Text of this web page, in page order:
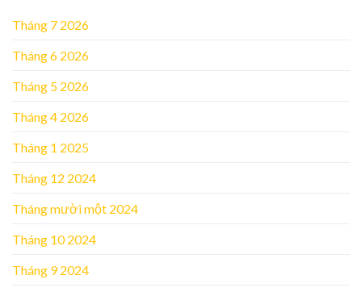
Tháng 7 2026
Tháng 6 2026
Tháng 5 2026
Tháng 4 2026
Tháng 1 2025
Tháng 12 2024
Tháng mười một 2024
Tháng 10 2024
Tháng 9 2024